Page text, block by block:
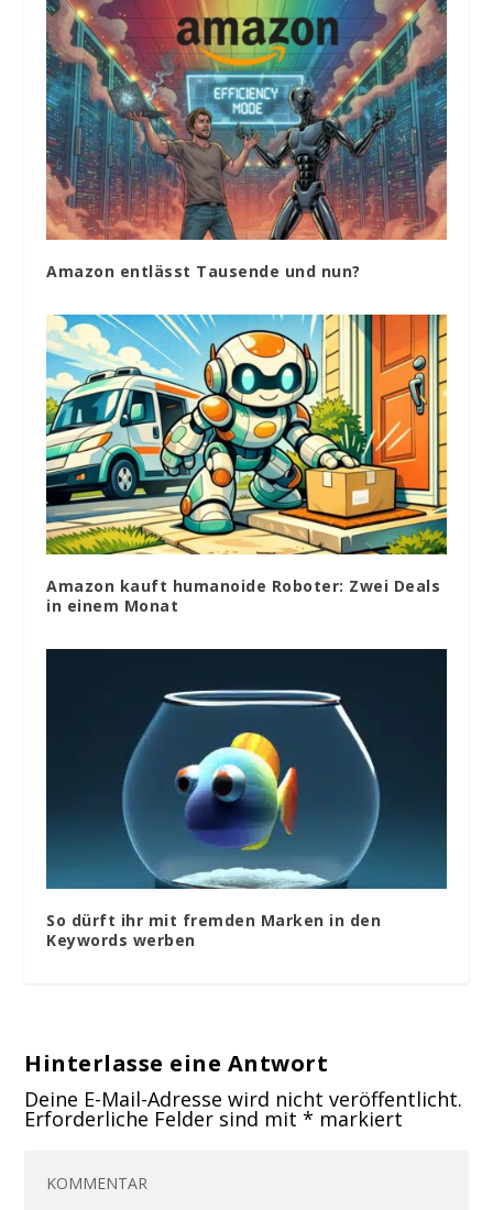
Amazon entlässt Tausende und nun?
Amazon kauft humanoide Roboter: Zwei Deals
in einem Monat
So dürft ihr mit fremden Marken in den
Keywords werben
Hinterlasse eine Antwort
Deine E-Mail-Adresse wird nicht veröffentlicht.
Erforderliche Felder sind mit* markiert